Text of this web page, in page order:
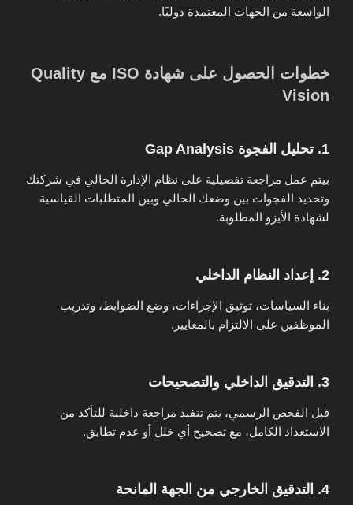
الواسعة من الجهات المعتمدة دوليًا.
خطوات الحصول على شهادة ISO مع Quality
Vision
1. تحليل الفجوة Gap Analysis
بيتم عمل مراجعة تفصيلية على نظام الإدارة الحالي في شركتك
وتحديد الفجوات بين وضعك الحالي وبين المتطلبات القياسية
لشهادة الأيزو المطلوبة.
2. إعداد النظام الداخلي
بناء السياسات، توثيق الإجراءات، وضع الضوابط، وتدريب
الموظفين على الالتزام بالمعايير.
3. التدقيق الداخلي والتصحيحات
قبل الفحص الرسمي، يتم تنفيذ مراجعة داخلية للتأكد من
الاستعداد الكامل، مع تصحيح أي خلل أو عدم تطابق.
4. التدقيق الخارجي من الجهة المانحة